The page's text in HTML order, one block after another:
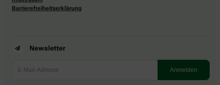
Barrierefreiheitserklärung
Newsletter